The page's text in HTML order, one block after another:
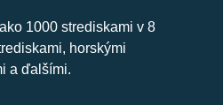
1000 strediskami v 8
horskými
a ďalšími.